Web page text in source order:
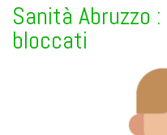
Sanità Abruzzo
bloccati